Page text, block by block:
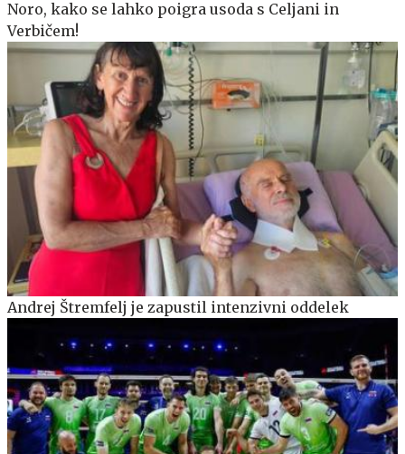
Noro, kako se lahko poigra usoda s Celjani in
Verbičem!
Andrej Štremfelj je zapustil intenzivni oddelek